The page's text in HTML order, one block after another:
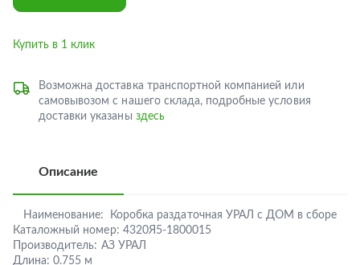
Купить в 1 клик
Возможна доставка транспортной компанией или
самовывозом с нашего склада, подробные условия
доставки указаны здесь
Описание
Наименование:
Коробка раздаточная УРАЛ с ДОМ в сборе
Каталожный номер: 4320Я5-1800015
Производитель: АЗ УРАЛ
Длина: 0.755 м